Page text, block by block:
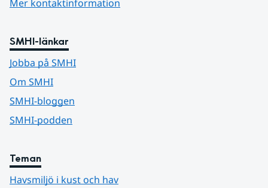
Mer kontaktinformation
SMHI-länkar
Jobba på SMHI
Om SMHI
SMHI-bloggen
SMHI-podden
Teman
Havsmiljö i kust och hav